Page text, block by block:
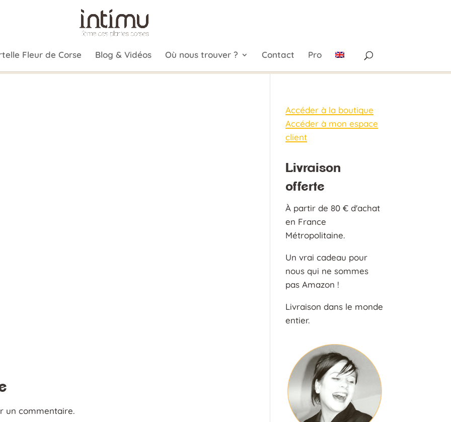
Fleur de Corse Blog & Vidéos Où nous trouver ? Contact Pro
un commentaire.
Accéder à la boutique
Accéder à mon espace
client
Livraison
offerte
À partir de 80 € d'achat
en France
Métropolitaine.
Un vrai cadeau pour
nous qui ne sommes
pas Amazon !
Livraison dans le monde
entier.